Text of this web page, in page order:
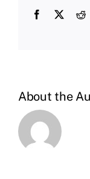
Facebook
X
About the